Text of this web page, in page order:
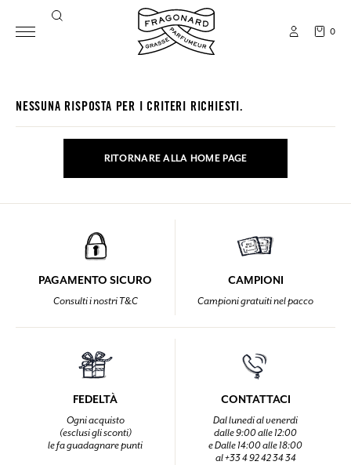
0
NESSUNA RISPOSTA PER I CRITERI RICHIESTI.
RITORNARE ALLA HOME PAGE
PAGAMENTO SICURO
Consulti i nostri T&C
CAMPIONI
Campioni gratuiti nel pacco
FEDELTÀ
Ogni acquisto
(esclusi gli sconti)
le fa guadagnare punti
CONTATTACI
Dal lunedi al venerdi
dalle 9:00 alle 12:00
e Dalle 14:00 alle 18:00
al +33 4 92 42 34 34